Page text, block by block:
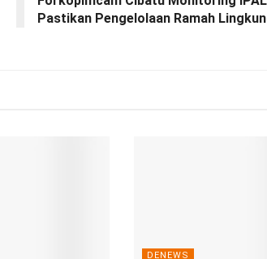
Pastikan Pengelolaan Ramah
DENEWS